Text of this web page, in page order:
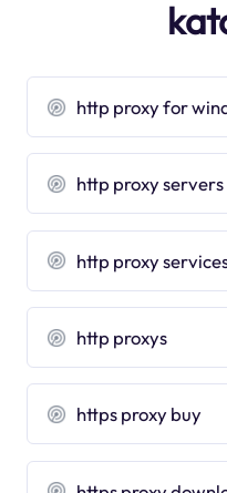
http proxy for
http proxy servers
http proxy
http proxys
https proxy buy